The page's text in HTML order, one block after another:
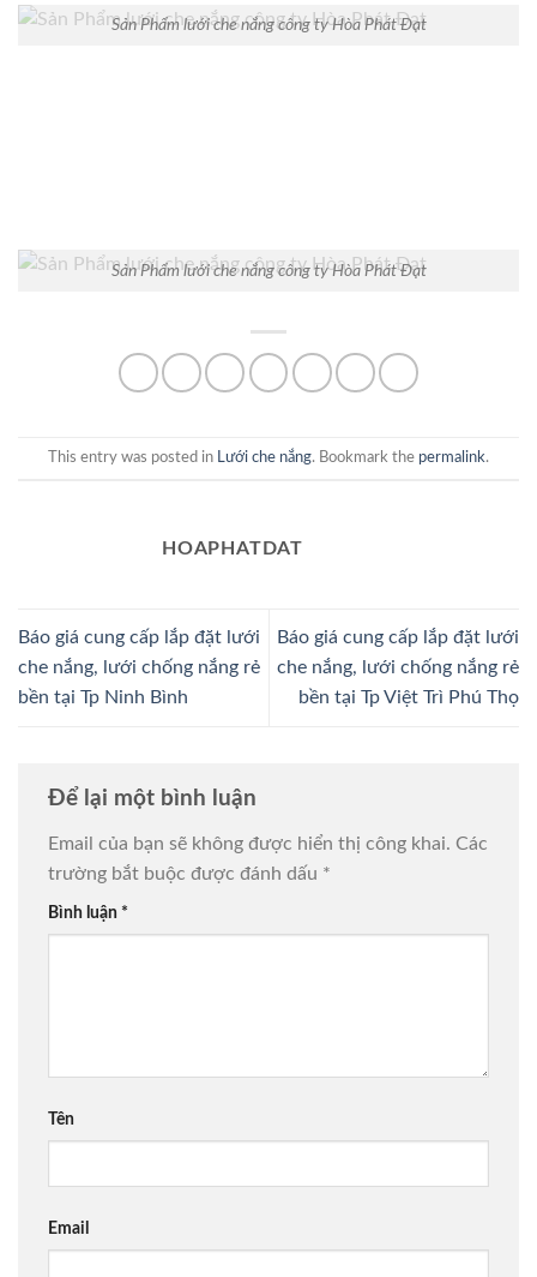
Sản Phẩm lưới che nắng công ty Hòa Phát Đạt
Sản Phẩm lưới che nắng công ty Hòa Phát Đạt
This entry was posted in Lưới che nắng. Bookmark the permalink.
HOAPHATDAT
Báo giá cung cấp lắp đặt lưới
che nắng, lưới chống nắng rẻ
bền tại Tp Ninh Bình
Báo giá cung cấp lắp đặt lưới
che nắng, lưới chống nắng rẻ
bền tại Tp Việt Trì Phú Thọ
Để lại một bình luận
Email của bạn sẽ không được hiển thị công khai. Các
trường bắt buộc được đánh dấu *
Bình luận *
Tên
Email